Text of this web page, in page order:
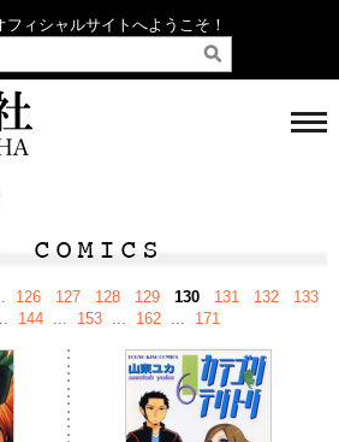
フィシャルサイトへようこそ！
126 127 128 129 130 131 132
133
144 ... 153 ... 162 ... 171